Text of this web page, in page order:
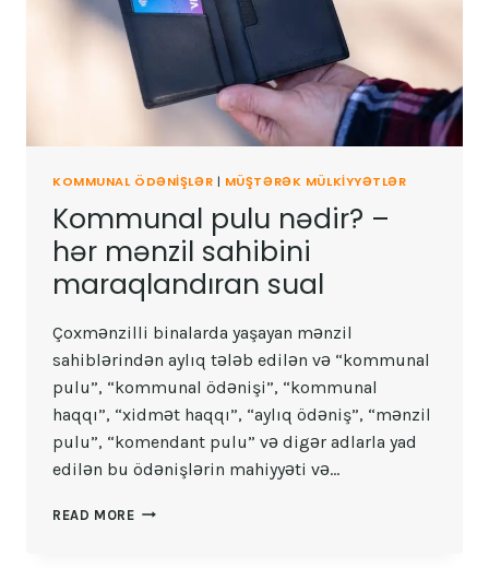
KOMMUNAL ÖDƏNIŞLƏR | MÜŞTƏRƏK MÜLKIYYƏTLƏR
Kommunal pulu nədir? –
hər mənzil sahibini
maraqlandıran sual
Çoxmənzilli binalarda yaşayan mənzil
sahiblərindən aylıq tələb edilən və “kommunal
pulu”, “kommunal ödənişi”, “kommunal
haqqı”, “xidmət haqqı”, “aylıq ödəniş”, “mənzil
pulu”, “komendant pulu” və digər adlarla yad
edilən bu ödənişlərin mahiyyəti və…
READ MORE KOMMUNAL